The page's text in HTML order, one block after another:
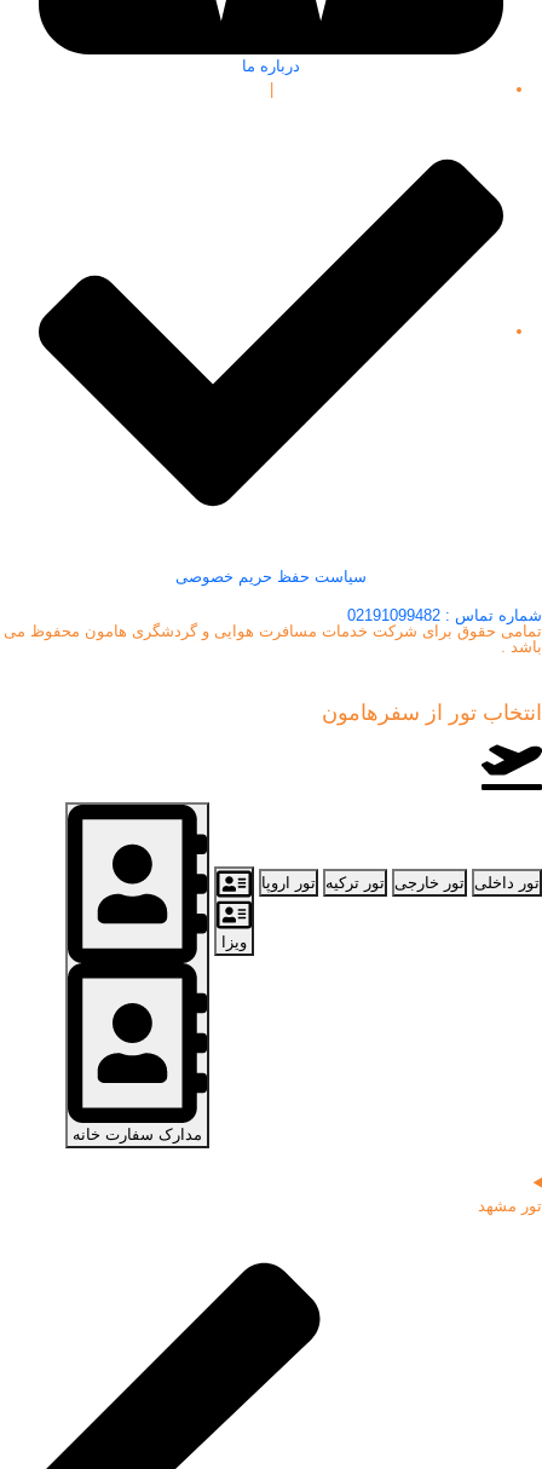
درباره ما
سیاست حفظ حریم خصوصی
شماره تماس : 02191099482
تمامی حقوق برای شرکت خدمات مسافرت هوایی و گردشگری هامون محفوظ می
باشد .
انتخاب تور از سفرهامون
تور داخلی تور خارجی تور ترکیه تور اروپا
ویزا
مدارک سفارت خانه
تور مشهد